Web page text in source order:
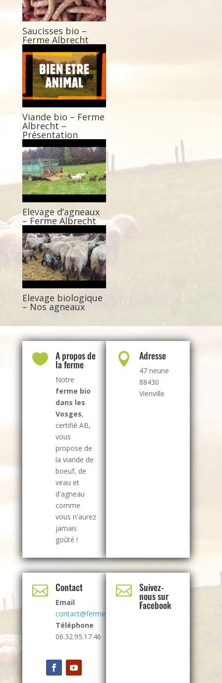
Saucisses bio –
Ferme Albrecht
Viande bio – Ferme
Albrecht –
Présentation
Elevage d’agneaux
– Ferme Albrecht
Elevage biologique
– Nos agneaux
 A propos de
la ferme
Notre
ferme bio
dans les
Vosges,
certifié AB,
vous
propose de
la viande de
boeuf, de
veau et
d'agneau
comme
vous n'aurez
jamais
goûté !
 Adresse
47 neune
88430
Vienville
 Contact
Email
contact@fermealbrecht.com
Téléphone
06.32.95.17.46
 Suivez-
nous sur
Facebook